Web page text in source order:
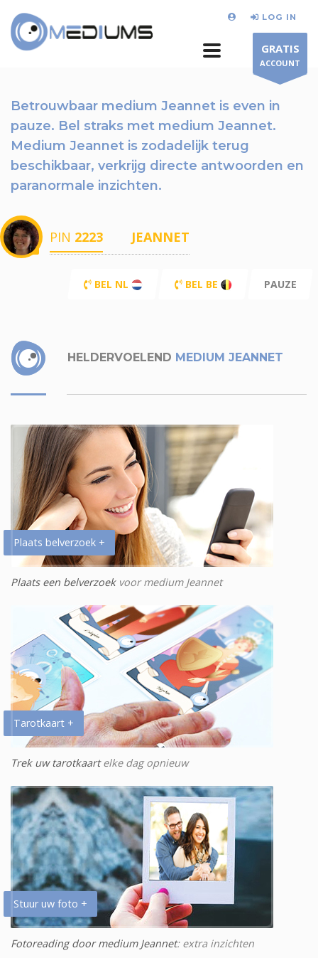
LOG IN
GRATIS
ACCOUNT
Betrouwbaar medium Jeannet is even in
pauze. Bel straks met medium Jeannet.
Medium Jeannet is zodadelijk terug
beschikbaar, verkrijg directe antwoorden en
paranormale inzichten.
PIN 2223 JEANNET
BEL NL BEL BE PAUZE
HELDERVOELEND MEDIUM JEANNET
Plaats belverzoek +
Plaats een belverzoekvoor medium Jeannet
Tarotkaart +
Trek uw tarotkaartelke dag opnieuw
Stuur uw foto +
Fotoreading door medium Jeannet: extra inzichten